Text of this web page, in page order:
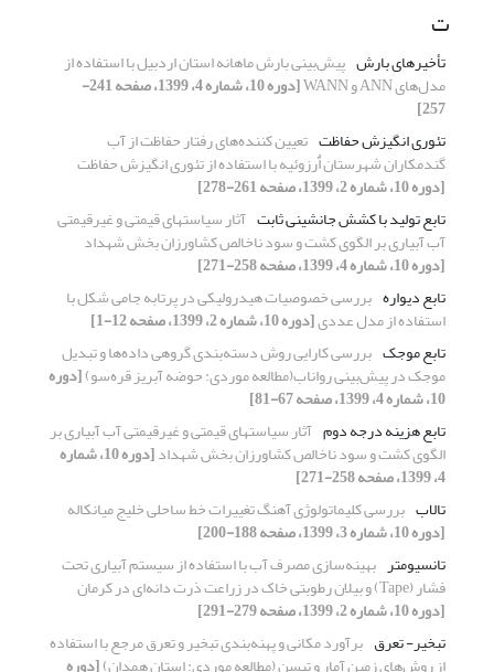
ت
تأخیرهای بارش پیش‌بینی بارش ماهانه استان اردبیل با استفاده از
مدل‌های ANN و WANN [دوره 10، شماره 4، 1399، صفحه 241-
257]
تئوری انگیزش حفاظت تعیین کننده‌های رفتار حفاظت از آب
گندم‏کاران شهرستان اٌرزوئیه با استفاده از تئوری انگیزش حفاظت
[دوره 10، شماره 2، 1399، صفحه 261-278]
تابع تولید با کشش جانشینی ثابت آثار سیاست‏های قیمتی و غیرقیمتی
آب آبیاری بر الگوی کشت و سود ناخالص کشاورزان بخش شهداد
[دوره 10، شماره 4، 1399، صفحه 258-271]
تابع دیواره بررسی خصوصیات هیدرولیکی در پرتابه جامی شکل با
استفاده از مدل عددی[دوره 10، شماره 2، 1399، صفحه 12-1]
تابع موجک بررسی کارایی روش دسته‌بندی گروهی داده‌ها و تبدیل
موجک در پیش‌بینی رواناب(مطالعه موردی: حوضه آبریز قره‌سو)[دوره
10، شماره 4، 1399، صفحه 67-81]
تابع هزینه درجه دوم آثار سیاست‏های قیمتی و غیرقیمتی آب آبیاری بر
الگوی کشت و سود ناخالص کشاورزان بخش شهداد [دوره 10، شماره
4، 1399، صفحه 258-271]
تالاب بررسی کلیماتولوژی آهنگ تغییرات خط ساحلی خلیج میانکاله
[دوره 10، شماره 3، 1399، صفحه 188-200]
تانسیومتر بهینه‌سازی مصرف آب با استفاده از سیستم آبیاری تحت
فشار (Tape) و بیلان رطوبتی خاک در زراعت ذرت دانه‌ای در کرمان
[دوره 10، شماره 2، 1399، صفحه 279-291]
تبخیر- تعرق برآورد مکانی و پهنه‌بندی تبخیر و تعرق مرجع با استفاده
از روش‌های زمین آمار و تیسن (مطالعه موردی: استان همدان)[دوره